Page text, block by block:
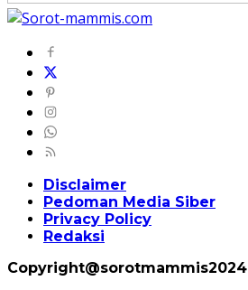
Disclaimer
Pedoman Media Siber
Privacy Policy
Redaksi
Copyright@sorotmammis2024